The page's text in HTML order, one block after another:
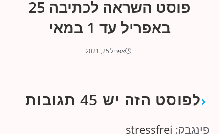
פוסט השראה לכתיבה 25
באפריל עד 1 במאי
אפריל 25, 2021
לפוסט הזה יש 45 תגובות
פינגבק: stressfrei